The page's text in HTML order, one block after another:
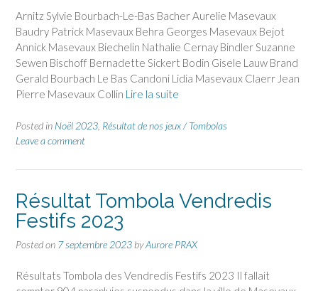
Arnitz Sylvie Bourbach-Le-Bas Bacher Aurelie Masevaux
Baudry Patrick Masevaux Behra Georges Masevaux Bejot
Annick Masevaux Biechelin Nathalie Cernay Bindler Suzanne
Sewen Bischoff Bernadette Sickert Bodin Gisele Lauw Brand
Gerald Bourbach Le Bas Candoni Lidia Masevaux Claerr Jean
Pierre Masevaux Collin Lire la suite
Posted in Noël 2023 Résultat de nos jeux / Tombolas
Leave a comment
Résultat Tombola Vendredis
Festifs 2023
Posted on 7 septembre 2023 byAurore PRAX
Résultats Tombola des Vendredis Festifs 2023 Il fallait